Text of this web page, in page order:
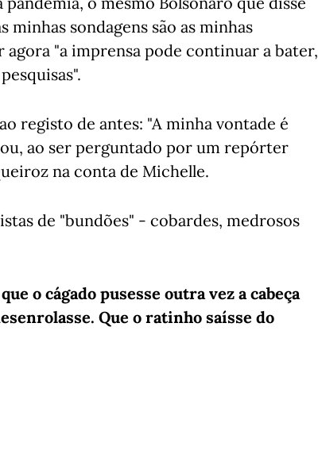
minhas sondagens são as minhas
agora "a imprensa pode continuar a bater,
registo de antes: "A minha vontade é
ao ser perguntado por um repórter
na conta de Michelle.
de "bundões" - cobardes, medrosos
o cágado pusesse outra vez a cabeça
Que o ratinho saísse do